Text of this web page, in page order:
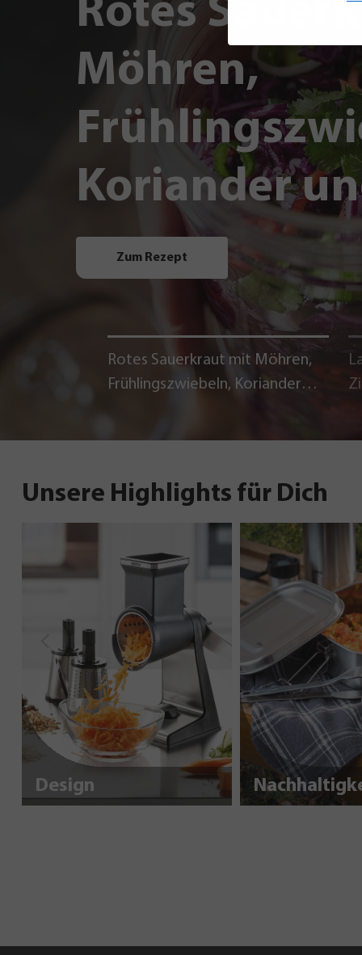
Rotes
Möhren,
Koriander
Zum Rezept
Rotes Sauerkraut mit Möhren,
Frühlingszwiebeln, Koriander
Unsere Highlights für Dich
Design